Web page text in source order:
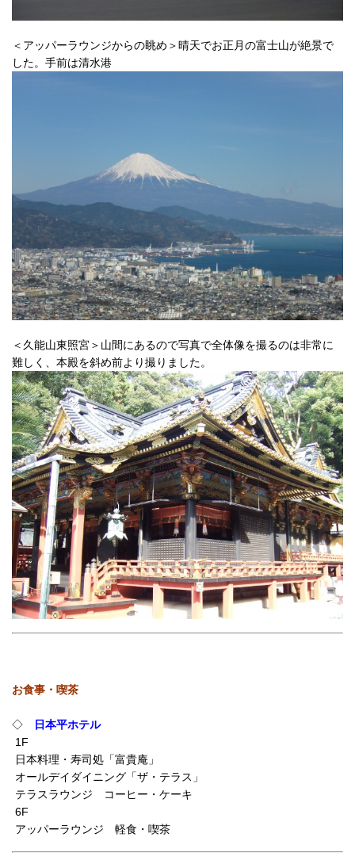
＜アッパーラウンジからの眺め＞晴天でお正月の富士山が絶景で
した。手前は清水港
＜久能山東照宮＞山間にあるので写真で全体像を撮るのは非常に
難しく、本殿を斜め前より撮りました。
お食事・喫茶
◇
日本平ホテル
1F
日本料理・寿司処「富貴庵」
オールデイダイニング「ザ・テラス」
テラスラウンジ コーヒー・ケーキ
6F
アッパーラウンジ 軽食・喫茶